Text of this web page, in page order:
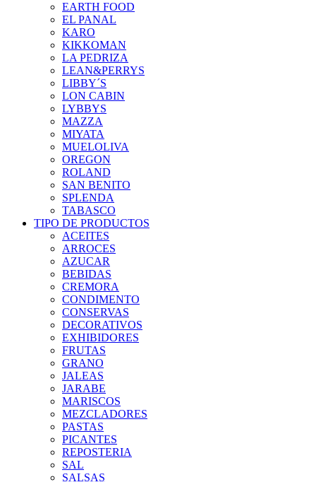
EARTH FOOD
EL PANAL
KARO
KIKKOMAN
LA PEDRIZA
LEAN&PERRYS
LIBBY´S
LON CABIN
LYBBYS
MAZZA
MIYATA
MUELOLIVA
OREGON
ROLAND
SAN BENITO
SPLENDA
TABASCO
TIPO DE PRODUCTOS
ACEITES
ARROCES
AZUCAR
BEBIDAS
CREMORA
CONDIMENTO
CONSERVAS
DECORATIVOS
EXHIBIDORES
FRUTAS
GRANO
JALEAS
JARABE
MARISCOS
MEZCLADORES
PASTAS
PICANTES
REPOSTERIA
SAL
SALSAS